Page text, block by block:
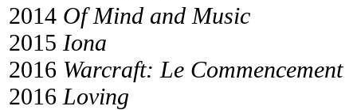
2014 Of Mind and Music
2015 Iona
2016 Warcraft: Le Commencement
2016 Loving